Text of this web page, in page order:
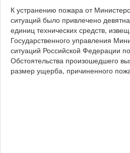
К устранению пожара от
ситуаций было привлечено
единиц технических средств,
Государственного управления
ситуаций Российской Федерации
Обстоятельства произошедшего
размер ущерба, причиненного